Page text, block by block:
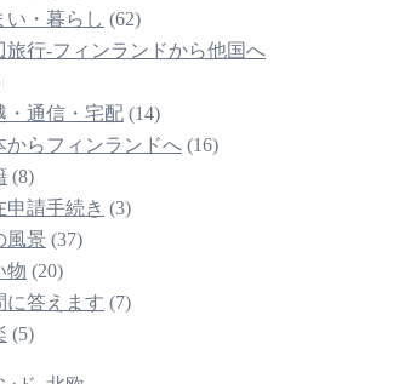
い・暮らし (62)
旅行-フィンランドから他国へ
・通信・宅配 (14)
からフィンランドへ (16)
(8)
申請手続き (3)
風景 (37)
物 (20)
に答えます (7)
(5)